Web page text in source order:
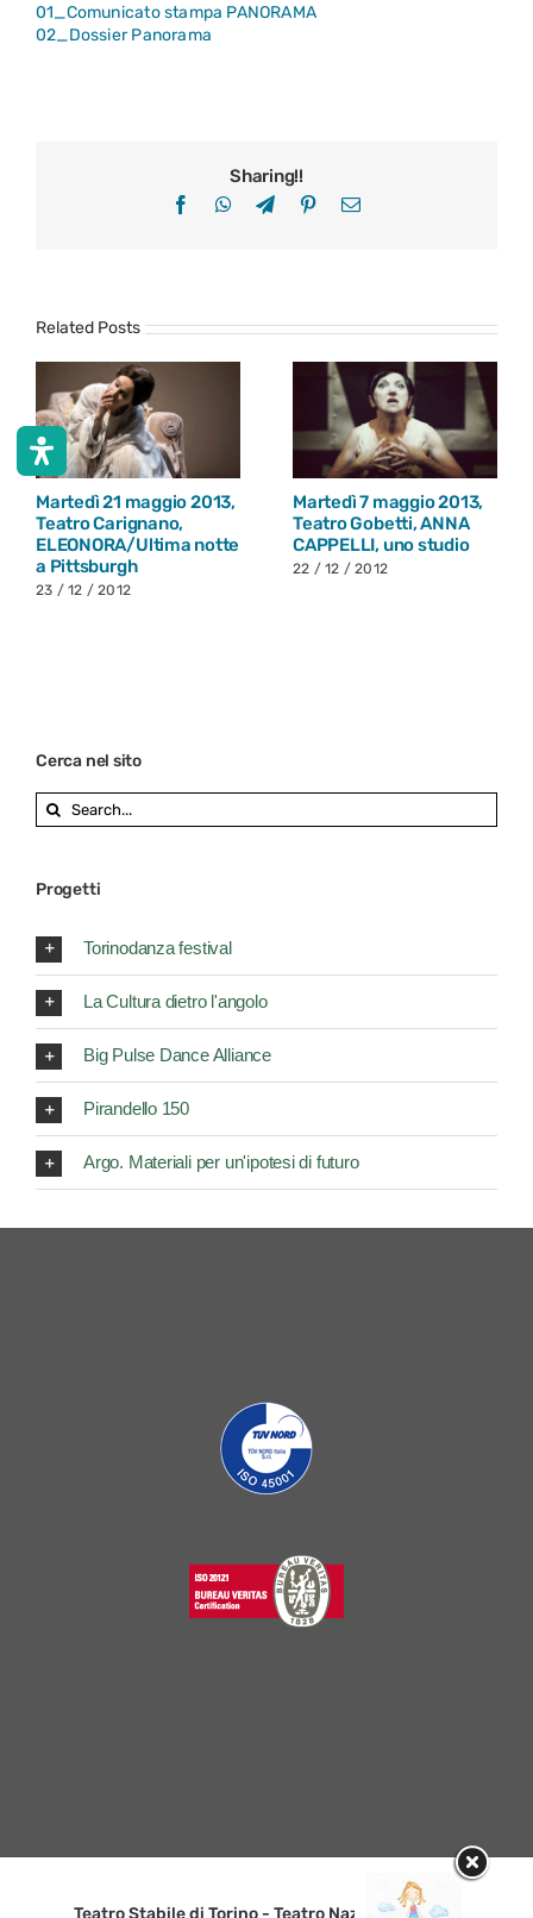
01_Comunicato stampa PANORAMA
02_Dossier Panorama
Sharing!!
FacebookWhatsApp
TelegramPinterestEmail
Related Posts
Martedì 21 maggio 2013,
Teatro Carignano,
ELEONORA/Ultima notte
a Pittsburgh
23 / 12 / 2012
Martedì 7 maggio 2013,
Teatro Gobetti, ANNA
CAPPELLI, uno studio
22 / 12 / 2012
Cerca nel sito
Search
for:
Progetti
Torinodanza festival
La Cultura dietro l'angolo
Big Pulse Dance Alliance
Pirandello 150
Argo. Materiali per un'ipotesi di futuro